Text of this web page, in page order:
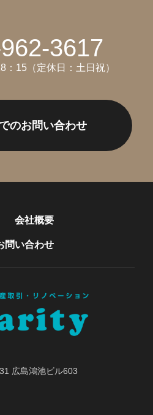
3617
：15（定休日：土日祝）
のお問い合わせ
会社概要
問い合わせ
広島鴻池ビル603